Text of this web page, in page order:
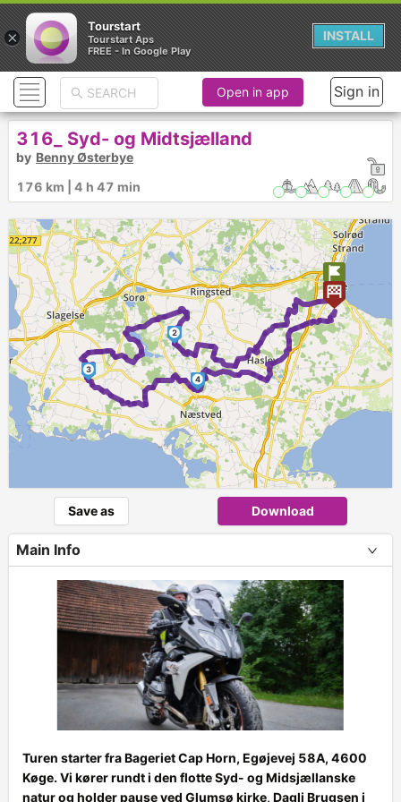
1
2
3
4
Open in app Sign in
316_ Syd- og Midtsjælland
by Benny Østerbye
176 km | 4 h 47 min
Save as Download
Main Info
Turen starter fra Bageriet Cap Horn, Egøjevej 58A, 4600
Køge. Vi kører rundt i den flotte Syd- og Midsjællanske
natur og holder pause ved Glumsø kirke, Dagli Brugsen i
×
Tourstart
Tourstart Aps
FREE - In Google Play
INSTALL